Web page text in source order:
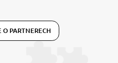
PARTNERECH